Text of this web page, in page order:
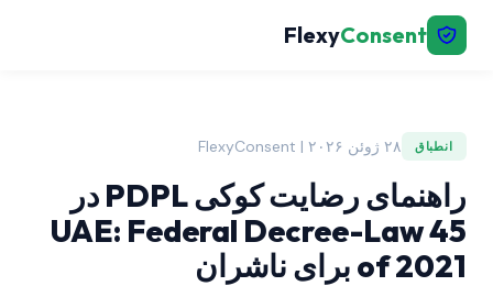
FlexyConsent
انطباق ۲۸ ژوئن ۲۰۲۶ | FlexyConsent
راهنمای رضایت کوکی PDPL در
UAE: Federal Decree-Law 45
of 2021 برای ناشران